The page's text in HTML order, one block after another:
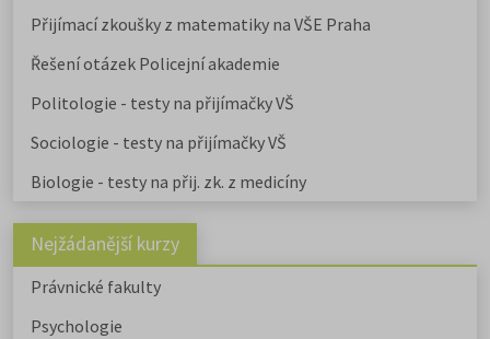
Přijímací zkoušky z matematiky na VŠE Praha
Řešení otázek Policejní akademie
Politologie - testy na přijímačky VŠ
Sociologie - testy na přijímačky VŠ
Biologie - testy na přij. zk. z medicíny
Nejžádanější kurzy
Právnické fakulty
Psychologie